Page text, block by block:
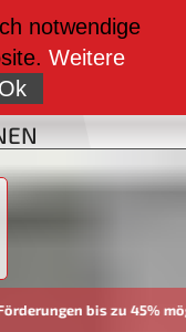
möglich
notwendige
Weitere
Ok